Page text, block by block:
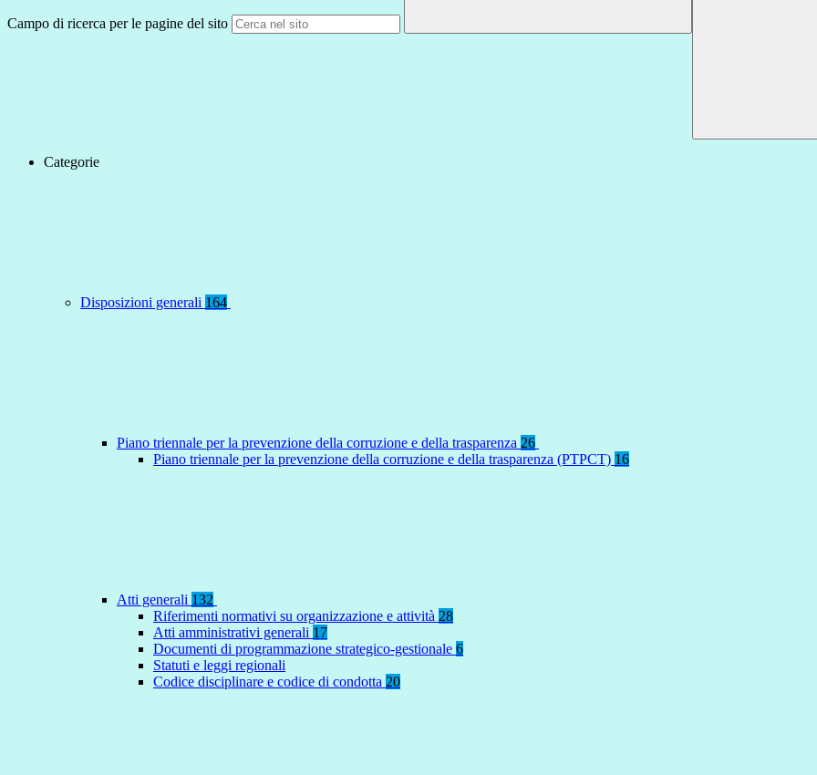
Campo di ricerca per le pagine del sito
Categorie
Disposizioni generali 164
Piano triennale per la prevenzione della corruzione e della trasparenza 26
Piano triennale per la prevenzione della corruzione e della trasparenza (PTPCT) 16
Atti generali 132
Riferimenti normativi su organizzazione e attività 28
Atti amministrativi generali 17
Documenti di programmazione strategico-gestionale 6
Statuti e leggi regionali
Codice disciplinare e codice di condotta 20